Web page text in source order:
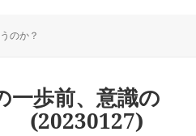
のか？
歩前、意識の
(20230127)